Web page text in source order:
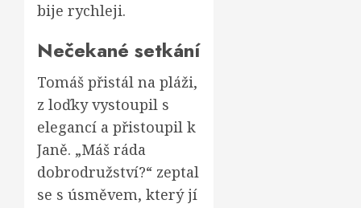
bije rychleji.
Nečekané setkání
Tomáš přistál na pláži,
z loďky vystoupil s
elegancí a přistoupil k
Janě. „Máš ráda
dobrodružství?“ zeptal
se s úsměvem, který jí